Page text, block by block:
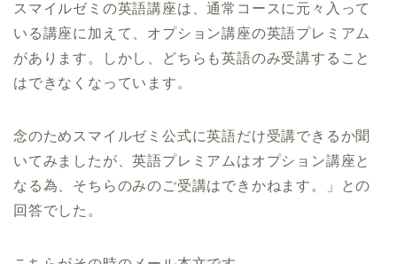
スマイルゼミの英語講座は、通常コースに元々入って
いる講座に加えて、オプション講座の英語プレミアム
があります。しかし、どちらも英語のみ受講すること
はできなくなっています。
念のためスマイルゼミ公式に英語だけ受講できるか聞
いてみましたが、英語プレミアムはオプション講座と
なる為、そちらのみのご受講はできかねます。」との
回答でした。